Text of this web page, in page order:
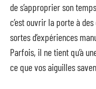
de s’approprier son
c’est ouvrir la porte à
sortes d’expériences
Parfois, il ne tient qu’à
ce que vos aiguilles